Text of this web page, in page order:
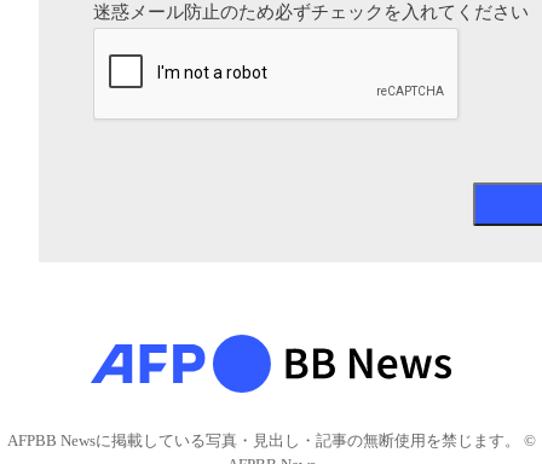
迷惑メール防止のため必ずチェックを入れてください
AFPBB Newsに掲載している写真・見出し・記事の無断使用を禁じます。 ©